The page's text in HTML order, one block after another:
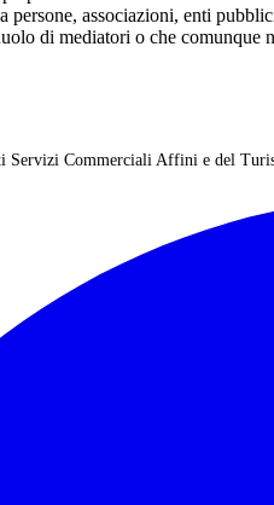
persone, associazioni, enti
di mediatori o che
Servizi Commerciali Affini e del